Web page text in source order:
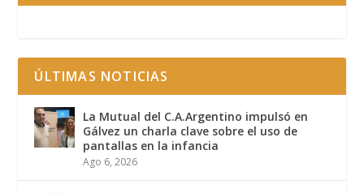
ÚLTIMAS NOTICIAS
La Mutual del C.A.Argentino impulsó en
Gálvez un charla clave sobre el uso de
pantallas en la infancia
Ago 6, 2026